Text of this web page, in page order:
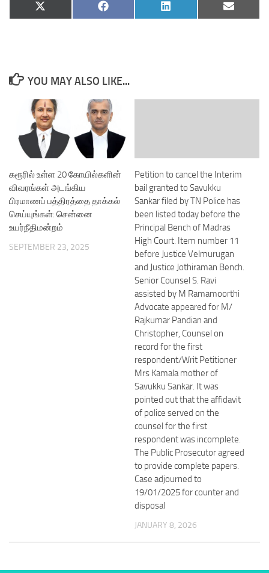
Share
on
X
(Twitter)
Share
on
Facebook
Share
on
LinkedIn
Share
on
Email
YOU MAY ALSO LIKE...
கரூரில் உள்ள 20 கோயில்களின்
விவரங்கள் அடங்கிய
பிரமாணப் பத்திரத்தை தாக்கல்
செய்யுங்கள்: சென்னை
உயர்நீதிமன்றம்
SEPTEMBER 23, 2025
Petition to cancel the Interim
bail granted to Savukku
Sankar filed by TN Police has
been listed today before the
Principal Bench of Madras
High Court. Item number 11
before Justice Velmurugan
and Justice Jothiraman Bench.
Senior Counsel S. Ravi
assisted by M Ramamoorthi
Advocate appeared for M/
Rajkumar Pandian and
Christopher, Counsel on
record for the first
respondent/Writ Petitioner
Mrs Kamala mother of
Savukku Sankar. It was
pointed out that the affidavit
of police served on the
counsel for the first
respondent was incomplete.
The Public Prosecutor agreed
to provide complete papers.
Case adjourned to
19/01/2025 for counter and
disposal
JANUARY 8, 2026